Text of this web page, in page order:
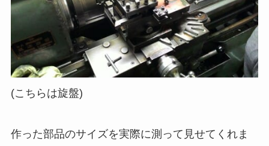
(こちらは旋盤)
作った部品のサイズを実際に測って見せてくれま